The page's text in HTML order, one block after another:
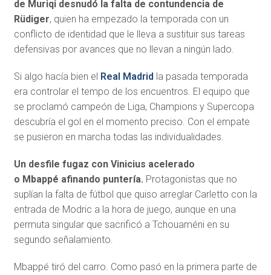
de Muriqi desnudó la falta de contundencia de
Rüdiger, quien ha empezado la temporada con un
conflicto de identidad que le lleva a sustituir sus tareas
defensivas por avances que no llevan a ningún lado.
Si algo hacía bien el Real Madrid la pasada temporada
era controlar el tempo de los encuentros. El equipo que
se proclamó campeón de Liga, Champions y Supercopa
descubría el gol en el momento preciso. Con el empate
se pusieron en marcha todas las individualidades.
Un desfile fugaz con Vinicius acelerado
o Mbappé afinando puntería. Protagonistas que no
suplían la falta de fútbol que quiso arreglar Carletto con la
entrada de Modric a la hora de juego, aunque en una
permuta singular que sacrificó a Tchouaméni en su
segundo señalamiento.
Mbappé tiró del carro. Como pasó en la primera parte de